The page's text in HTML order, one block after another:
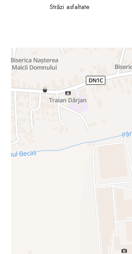
Străzi asfaltate